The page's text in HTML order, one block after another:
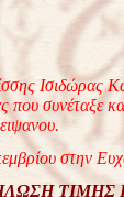
Ισιδώρας
συνέταξε
στην
ΤΙΜΗΣ